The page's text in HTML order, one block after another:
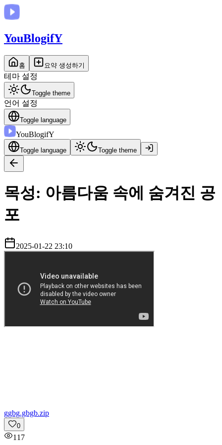
YouBlogifY
홈 요약 생성하기
테마 설정
Toggle theme
언어 설정
Toggle language
YouBlogifY
Toggle language Toggle theme
목성: 아름다움 속에 숨겨진 공
포
2025-01-22 23:10
ggbg.gbgb.zip
0
117